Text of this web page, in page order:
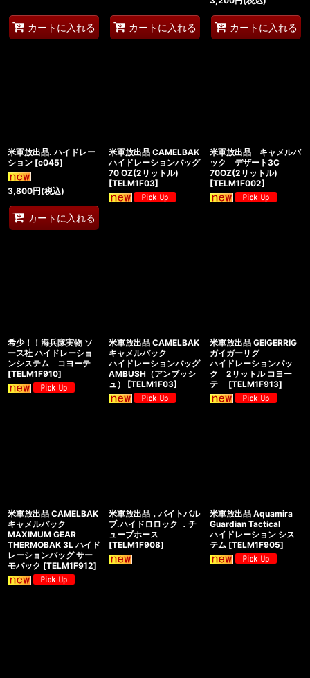
カートに入れる カートに入れる カートに入れる
米軍放出品. ハイドレー
ション [c045]
3,800円(税込)
カートに入れる
米軍放出品 CAMELBAK
ハイドレーションバッグ
70 OZ(2リットル)
[TELM1F03]
米軍放出品 キャメルバ
ック デザート3C
70OZ(2リットル)
[TELM1F002]
希少！！海兵隊実物 ソ
ース社 ハイドレーショ
ンシステム コヨーテ
[TELM1F910]
米軍放出品 CAMELBAK
キャメルバック
ハイドレーションバッグ
AMBUSH（アンブッシ
ュ） [TELM1F03]
米軍放出品 GEIGERRIG
ガイガーリグ
ハイドレーションパッ
ク 2リットル コヨー
テ
[TELM1F913]
米軍放出品 CAMELBAK
キャメルバック
MAXIMUM GEAR
THERMOBAK 3L ハイド
レーションバッグ サー
モバック [TELM1F912]
米軍放出品，バイトバル
ブ.ハイドロロック ．チ
ューブホース
[TELM1F908]
米軍放出品 Aquamira
Guardian Tactical
ハイドレーション シス
テム [TELM1F905]